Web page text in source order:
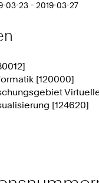
03-23 - 2019-03-27
[120000]
[124620]